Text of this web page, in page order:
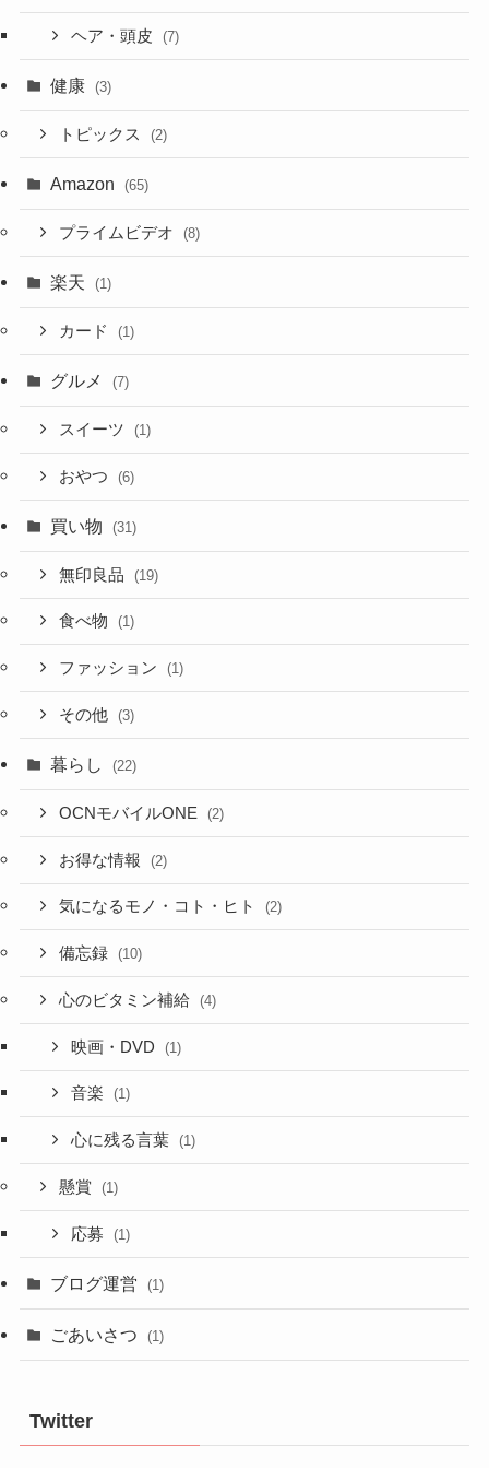
ヘア・頭皮 (7)
健康 (3)
トピックス (2)
Amazon (65)
プライムビデオ (8)
楽天 (1)
カード (1)
グルメ (7)
スイーツ (1)
おやつ (6)
買い物 (31)
無印良品 (19)
食べ物 (1)
ファッション (1)
その他 (3)
暮らし (22)
OCNモバイルONE (2)
お得な情報 (2)
気になるモノ・コト・ヒト (2)
備忘録 (10)
心のビタミン補給 (4)
映画・DVD (1)
音楽 (1)
心に残る言葉 (1)
懸賞 (1)
応募 (1)
ブログ運営 (1)
ごあいさつ (1)
Twitter